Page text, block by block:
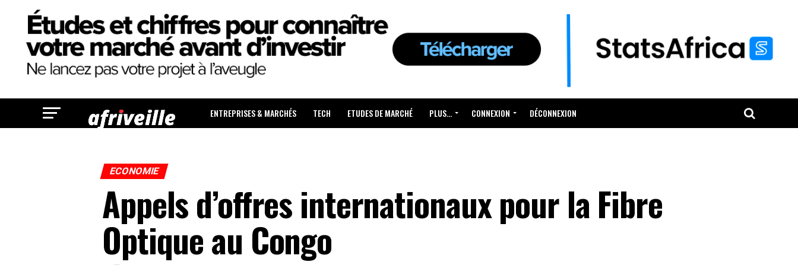
ENTREPRISES & MARCHÉS TECH ETUDES DE MARCHÉ PLUS… CONNEXION DÉCONNEXION
ECONOMIE
Appels d’offres internationaux pour la Fibre
Optique au Congo